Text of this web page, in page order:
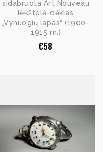
sidabruota Art Nouveau
lėkštelė-dėklas
„Vynuogių lapas“ (1900–
1915 m.)
€58